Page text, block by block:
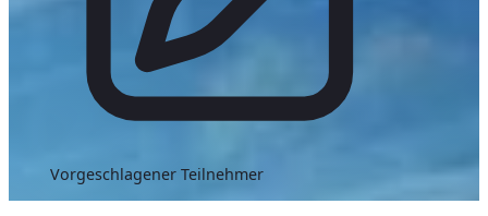
Vorgeschlagener Teilnehmer